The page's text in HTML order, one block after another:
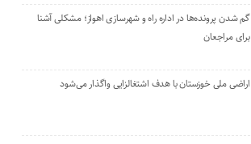
گم شدن پرونده‌ها در اداره راه و شهرسازی اهواز؛ مشکلی آشنا
برای مراجعان
اراضی ملی خوزستان با هدف اشتغالزایی واگذار می‌شود